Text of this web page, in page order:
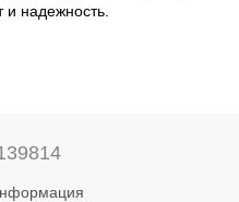
и надежность.